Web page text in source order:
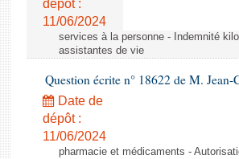
dépôt :
11/06/2024
services à la personne - Indemnité
assistantes de vie
Question écrite n° 18622 de M. Jean-
Date de
dépôt :
11/06/2024
pharmacie et médicaments -